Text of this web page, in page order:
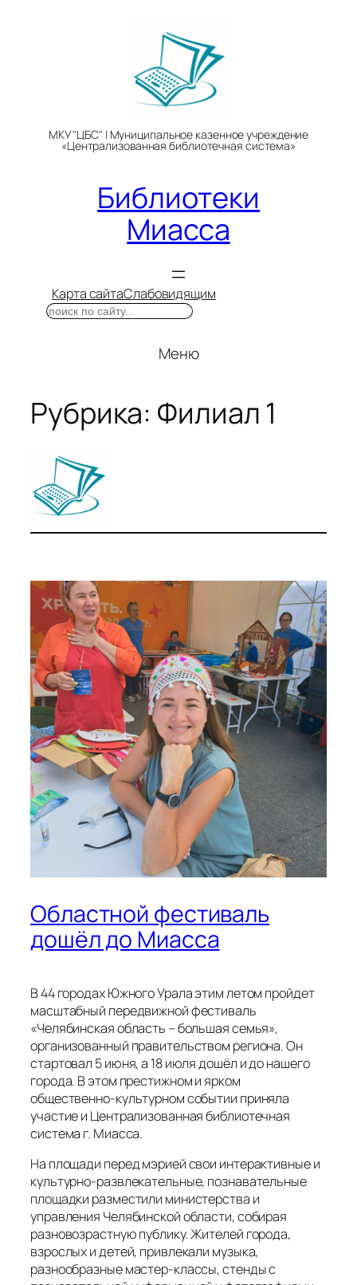
МКУ "ЦБС" | Муниципальное казенное учреждение
«Централизованная библиотечная система»
Библиотеки
Миасса
Карта сайтаСлабовидящим
Поиск
Меню
Рубрика: Филиал 1
Областной фестиваль
дошёл до Миасса
В 44 городах Южного Урала этим летом пройдет
масштабный передвижной фестиваль
«Челябинская область – большая семья»,
организованный правительством региона. Он
стартовал 5 июня, а 18 июля дошёл и до нашего
города. В этом престижном и ярком
общественно-культурном событии приняла
участие и Централизованная библиотечная
система г. Миасса.
На площади перед мэрией свои интерактивные и
культурно-развлекательные, познавательные
площадки разместили министерства и
управления Челябинской области, собирая
разновозрастную публику. Жителей города,
взрослых и детей, привлекали музыка,
разнообразные мастер-классы, стенды с